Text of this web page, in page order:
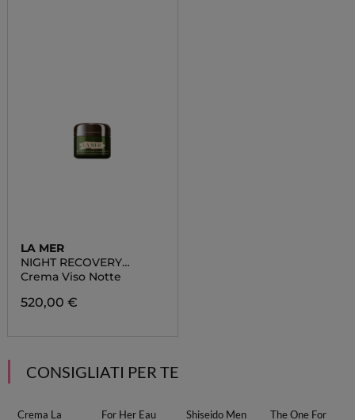
LA MER
NIGHT RECOVERY
CONCENTRATE
Crema Viso Notte
520,00 €
CONSIGLIATI PER TE
Crema La
For Her Eau
Shiseido Men
The One For